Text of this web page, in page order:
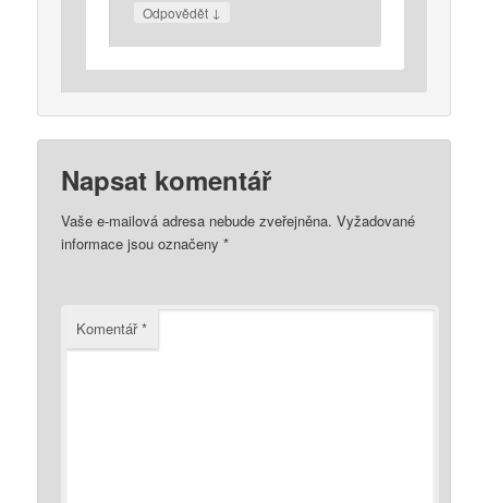
Odpovědět ↓
Napsat komentář
Vaše e-mailová adresa nebude zveřejněna. Vyžadované
informace jsou označeny*
Komentář*